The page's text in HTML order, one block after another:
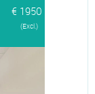
€ 1950
(Excl.)